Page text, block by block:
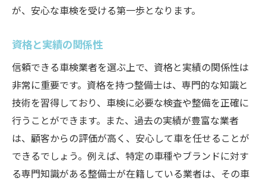
が、安心な車検を受ける第一歩となります。
資格と実績の関係性
信頼できる車検業者を選ぶ上で、資格と実績の関係性は
非常に重要です。資格を持つ整備士は、専門的な知識と
技術を習得しており、車検に必要な検査や整備を正確に
行うことができます。また、過去の実績が豊富な業者
は、顧客からの評価が高く、安心して車を任せることが
できるでしょう。例えば、特定の車種やブランドに対す
る専門知識がある整備士が在籍している業者は、その車